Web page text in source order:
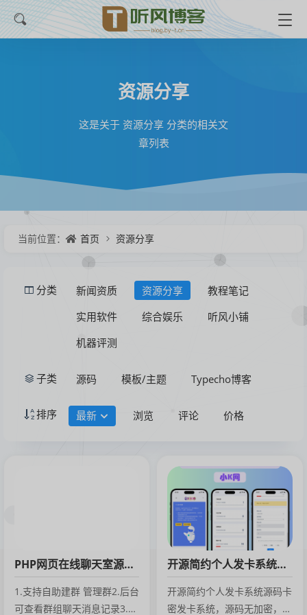
资源分享
这是关于 资源分享 分类的相关文
章列表
当前位置： 首页 资源分享
分类 新闻资质 资源分享
教程笔记
实用软件
综合娱乐
听风小铺
机器评测
子类 源码 模板/主题 Typecho博客
排序 最新 浏览 评论 价格
PHP网页在线聊天室源码支持群聊搭建，在线聊天
1.支持自助建群 管理群2.后台
可查看群组聊天消息记录3.支
开源简约个人发卡系统源码
开源简约个人发卡系统源码卡
密发卡系统，源码无加密，功